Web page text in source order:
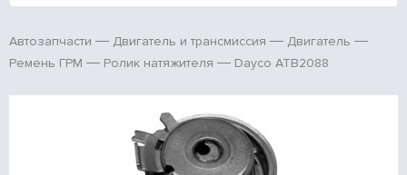
Автозапчасти Двигатель и трансмиссия
Двигатель
Ремень ГРМ
Ролик натяжителя Dayco ATB2088